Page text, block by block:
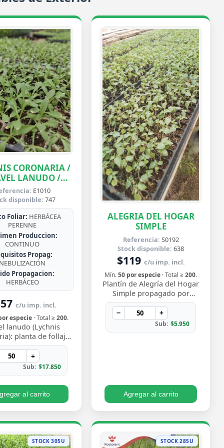
CORONARIA /
LANUDO /
ABUELAE1010
disponible: 747
Foliar: HERBÁCEA
PERENNE
Produccion:
CONTINUO
Propag:
NEBULIZACIÓN
Propagacion:
HERBÁCEO
c/u imp. incl.
especie · Total ≥200.
lanudo (Lychnis
planta de follaje
y vibrantes
en verano.
Rústica y…
+
Sub: $17.850
al carrito
ALEGRIA DEL HOGAR
SIMPLE
Referencia: S0192
Stock disponible: 638
$119 c/u imp. incl.
Mín.50 por especie · Total ≥200.
Plantín de Alegría del Hogar
Simple propagado por
semilla, con flores delicadas
en tonos rosados y blancos
que florecen…
− +
Sub: $5.950
Agregar al carrito
STOCK 305U STOCK 285U